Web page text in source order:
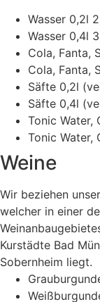
Wasser 0,2l
Wasser 0,4l
Cola, Fanta,
Cola, Fanta,
Säfte 0,2l
Säfte 0,4l
Tonic Water,
Tonic Water,
Weine
Wir beziehen
welcher in einer
Kurstädte Bad
Sobernheim liegt.